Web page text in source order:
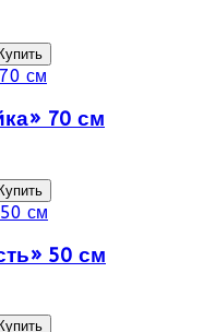
70 см
50 см